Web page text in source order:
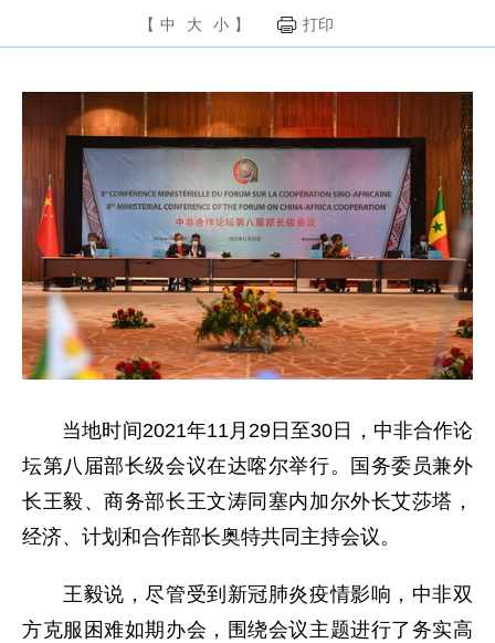
【 中 大 小 】 打印
当地时间2021年11月29日至30日，中非合作论
坛第八届部长级会议在达喀尔举行。国务委员兼外
长王毅、商务部长王文涛同塞内加尔外长艾莎塔，
经济、计划和合作部长奥特共同主持会议。
王毅说，尽管受到新冠肺炎疫情影响，中非双
方克服困难如期办会，围绕会议主题进行了务实高